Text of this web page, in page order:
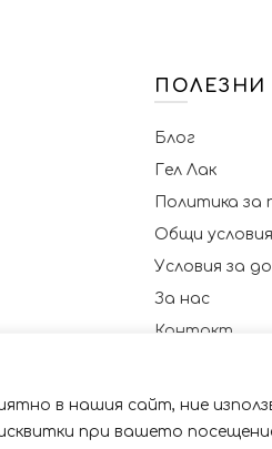
в нашия сайт, ние
при вашето
ПОЛЕЗНИ
Блог
Гел Лак
Политика
Общи условия
Условия за
За нас
Контакт
© 2023
работа със сайта. Като